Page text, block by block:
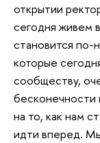
открытии
сегодня живем
становится по-
которые
сообществу,
бесконечности
на то, как нам
идти вперед.